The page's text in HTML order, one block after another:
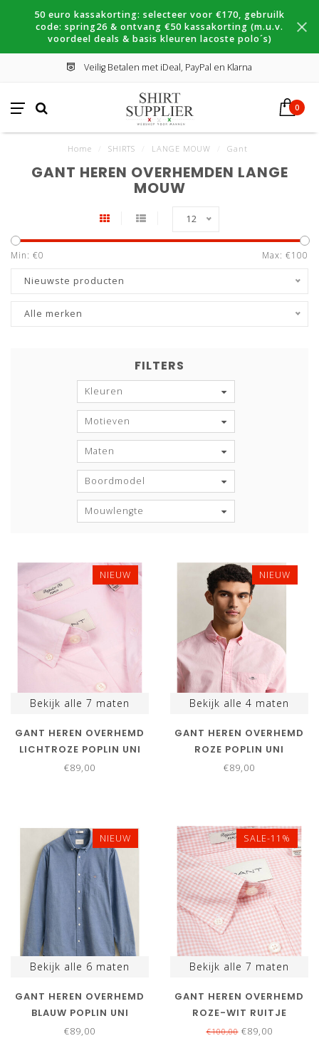
50 euro kassakorting: selecteer voor €170, gebruilk
code: spring26 & ontvang €50 kassakorting (m.u.v.
voordeel deals & basis kleuren lacoste polo´s)
Veilig Betalen met iDeal, PayPal en Klarna
0
Home SHIRTS LANGE MOUW Gant
GANT HEREN OVERHEMDEN LANGE
MOUW
12
Min: €0 Max: €100
Nieuwste producten
Alle merken
FILTERS
Kleuren
Motieven
Maten
Boordmodel
Mouwlengte
NIEUW
Bekijk alle 7 maten
GANT HEREN OVERHEMD
LICHTROZE POPLIN UNI
€89,00
NIEUW
Bekijk alle 4 maten
GANT HEREN OVERHEMD
ROZE POPLIN UNI
€89,00
NIEUW
Bekijk alle 6 maten
GANT HEREN OVERHEMD
BLAUW POPLIN UNI
€89,00
SALE-11%
Bekijk alle 7 maten
GANT HEREN OVERHEMD
ROZE-WIT RUITJE
€100,00€89,00